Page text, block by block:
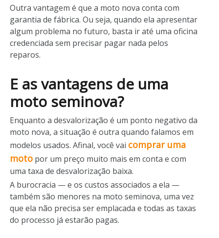
Outra vantagem é que a moto nova conta com
garantia de fábrica. Ou seja, quando ela apresentar
algum problema no futuro, basta ir até uma oficina
credenciada sem precisar pagar nada pelos
reparos.
E as vantagens de uma
moto seminova?
Enquanto a desvalorização é um ponto negativo da
moto nova, a situação é outra quando falamos em
modelos usados. Afinal, você vai comprar uma
moto por um preço muito mais em conta e com
uma taxa de desvalorização baixa.
A burocracia — e os custos associados a ela —
também são menores na moto seminova, uma vez
que ela não precisa ser emplacada e todas as taxas
do processo já estarão pagas.